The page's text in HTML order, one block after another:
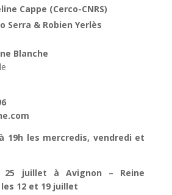
Cappe (Cerco-CNRS)
Serra & Robien Yerlès
Blanche
à 19h les mercredis, vendredi et
juillet à Avignon – Reine
12 et 19 juillet